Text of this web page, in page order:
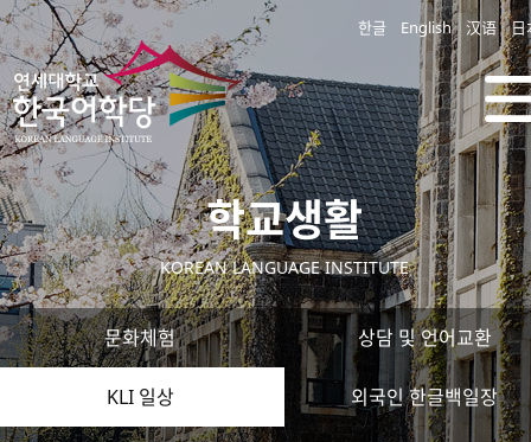
한글 English 汉语 日
학교생활
KOREAN LANGUAGE INSTITUTE
문화체험 상담 및 언어교환
KLI 일상 외국인 한글백일장